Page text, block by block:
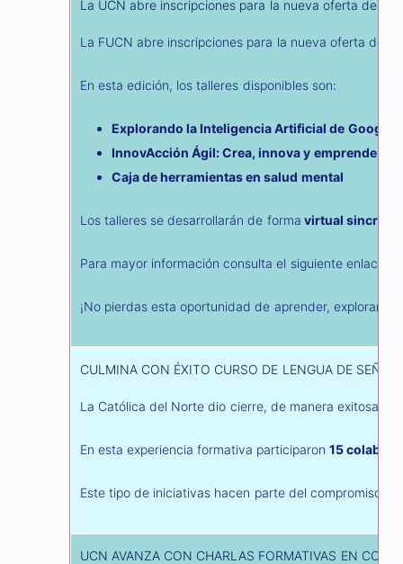
La UCN abre inscripciones para la nueva oferta de
La FUCN abre inscripciones para la nueva oferta de
En esta edición, los talleres disponibles son:
Explorando la Inteligencia Artificial de Google
InnovAcción Ágil: Crea, innova y emprende
Caja de herramientas en salud mental
Los talleres se desarrollarán de forma virtual
Para mayor información consulta el siguiente enlace:
¡No pierdas esta oportunidad de aprender, explorar y
CULMINA CON ÉXITO CURSO DE LENGUA DE
La Católica del Norte dio cierre, de manera exitosa, al
En esta experiencia formativa participaron 15
Este tipo de iniciativas hacen parte del compromiso
UCN AVANZA CON CHARLAS FORMATIVAS EN